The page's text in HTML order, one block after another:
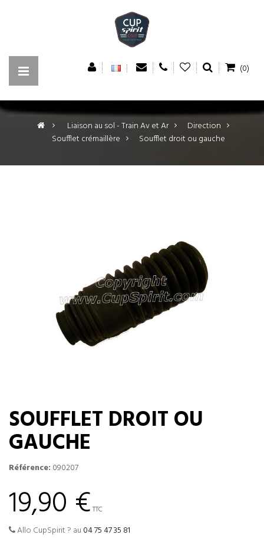
(0)
> Liaison au sol - Train Av et Ar >
Direction
Soufflet crémaillère > Soufflet droit ou gauche
SOUFFLET DROIT OU
GAUCHE
Référence: 090207
19,90 € TTC
Allo CupSpirit ? au 04 75 47 35 81